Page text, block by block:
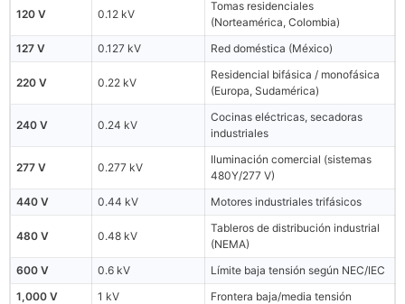
120 V 0.12 kV
Tomas residenciales
(Norteamérica, Colombia)
127 V
0.127 kV Red doméstica (México)
220 V 0.22 kV
Residencial bifásica / monofásica
(Europa, Sudamérica)
240 V 0.24 kV
Cocinas eléctricas, secadoras
industriales
277 V 0.277 kV
Iluminación comercial (sistemas
480Y/277 V)
440 V
0.44 kV Motores industriales trifásicos
480 V 0.48 kV
Tableros de distribución industrial
(NEMA)
600 V
0.6 kV
Límite baja tensión según NEC/IEC
1,000 V
1 kV Frontera baja/media tensión